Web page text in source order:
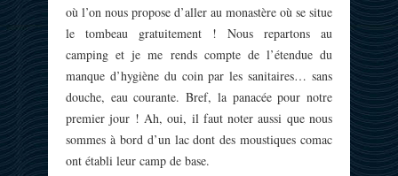
où l’on nous propose d’aller au monastère où se situe
le tombeau gratuitement ! Nous repartons au
camping et je me rends compte de l’étendue du
manque d’hygiène du coin par les sanitaires… sans
douche, eau courante. Bref, la panacée pour notre
premier jour ! Ah, oui, il faut noter aussi que nous
sommes à bord d’un lac dont des moustiques comac
ont établi leur camp de base.